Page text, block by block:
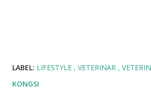
LABEL: LIFESTYLE VETERINAR
KONGSI